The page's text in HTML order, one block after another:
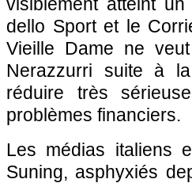
dello Sport et le
Vieille Dame ne
Nerazzurri suite à
réduire très
problèmes financiers.
Les médias italiens
Suning, asphyxiés